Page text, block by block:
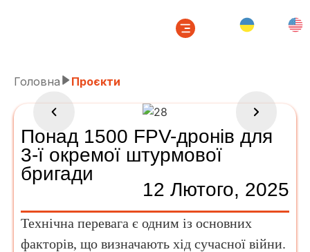
Головна Проєкти
Понад 1500 FPV-дронів для
3-ї окремої штурмової
бригади
12 Лютого, 2025
Технічна перевага є одним із основних
факторів, що визначають хід сучасної війни.